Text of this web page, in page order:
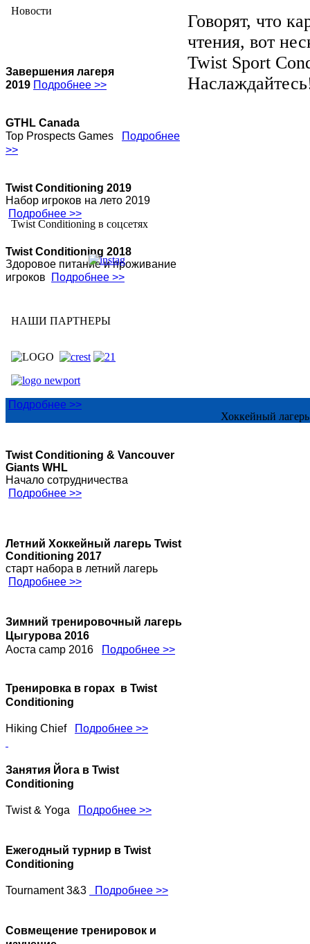
Новости
Завершения лагеря
2019 Подробнее >>
GTHL Canada
Top Prospects Games
Подробнее
>>
Twist Conditioning 2019
Набор игроков на лето 2019
Подробнее >>
Twist Conditioning 2018
Здоровое питание и проживание
игроков
Подробнее >>
Twist Conditioning 2018
Набор игроков на лето 2018
Twist Conditioning 2017
Подробнее >>
Twist Conditioning & Vancouver
Giants WHL
Начало сотрудничества
Подробнее >>
Летний Хоккейный лагерь Twist
Conditioning 2017
старт набора в летний лагерь
Подробнее >>
Зимний тренировочный лагерь
Цыгурова 2016
Аоста camp 2016
Подробнее >>
Тренировка в горах в Twist
Conditioning
Hiking Chief Подробнее >>
Занятия Йога в Twist
Conditioning
Twist & Yoga Подробнее >>
Ежегодный турнир в Twist
Conditioning
Tournament 3&3 Подробнее >>
Совмещение тренировок и
Twist Conditioning в соцсетях
Говорят, что
чтения, вот
Twist Sport
НАШИ ПАРТНЕРЫ
Хоккейный